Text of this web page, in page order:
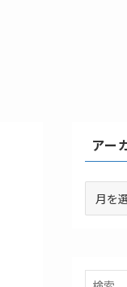
アー
ー